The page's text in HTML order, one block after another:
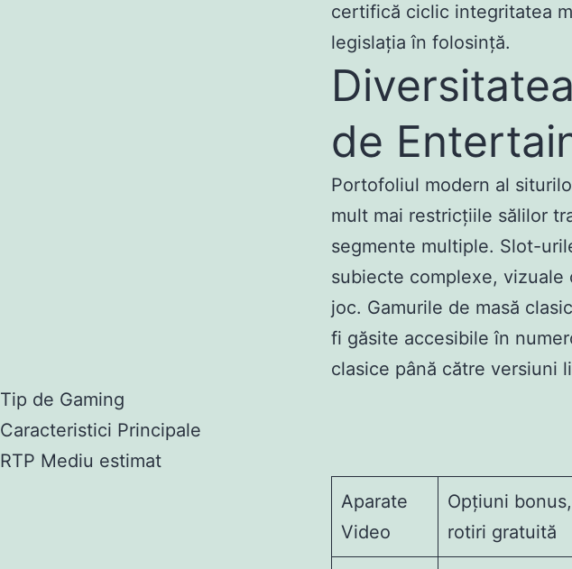
certifică ciclic integritatea
legislația în folosință.
de
Portofoliul modern al
mult mai restricțiile sălilor
segmente multiple. Slot-
subiecte complexe,
joc. Gamurile de masă
fi găsite accesibile în
clasice până către versiuni
Tip de Gaming
Caracteristici Principale
RTP Mediu estimat
Aparate
Video
Opțiuni
rotiri gratuită